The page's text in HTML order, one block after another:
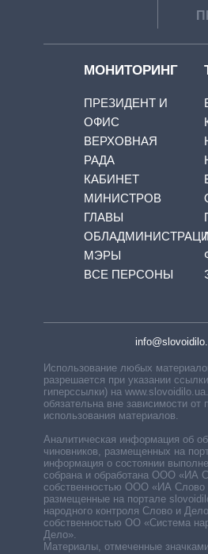
МОНИТОРИНГ
ПРЕЗИДЕНТ И
ОФИС
ВЕРХОВНАЯ
РАДА
КАБИНЕТ
МИНИСТРОВ
ГЛАВЫ
МЭРЫ
ВСЕ ПЕРСОНЫ
Использование любых
разрешается при указании
гиперссылки) на
обязательна вне зависимости от
использования материалов.
Аналитическая информация об
чиновников, размещенных на
информация о состоянии
собрана и обработана ООО «ИА
собственностью ООО «ИА Слово
размещенные на портале
народного контроля Слово и
собственностью ОО «Система
Дело».
Материалы, отмеченные